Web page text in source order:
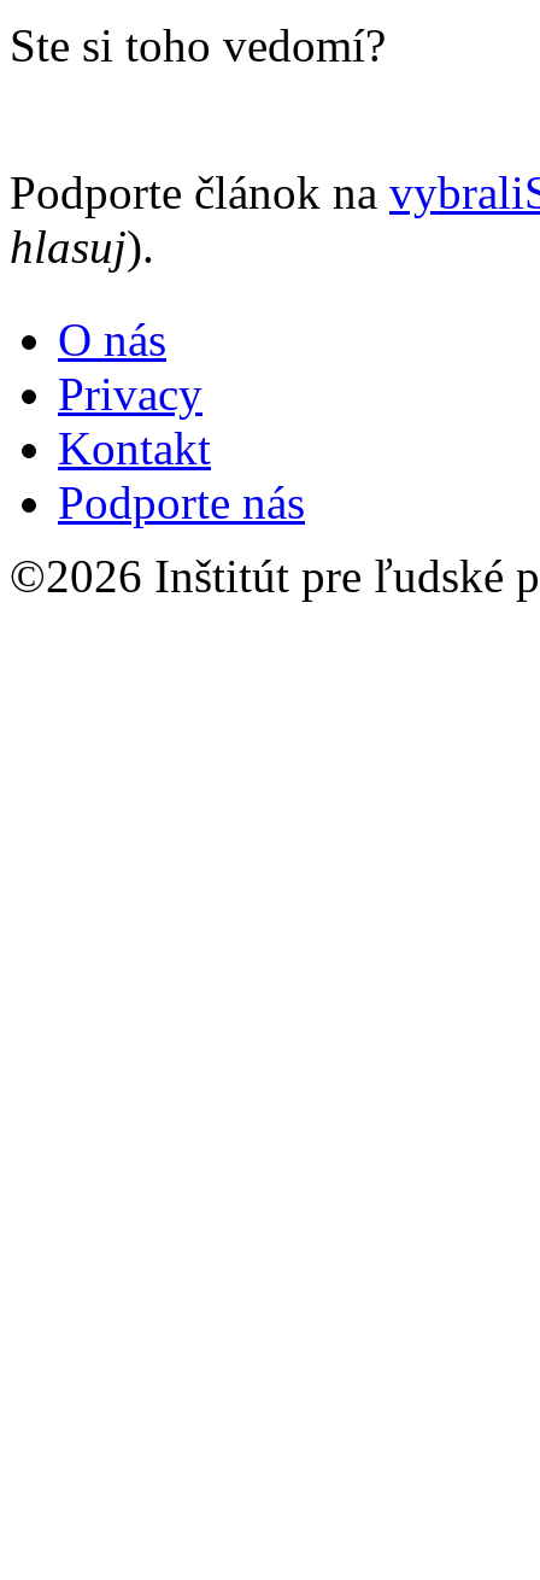
Ste si toho vedomí?
Podporte článok na
hlasuj).
O nás
Privacy
Kontakt
Podporte nás
©2026 Inštitút pre ľudské